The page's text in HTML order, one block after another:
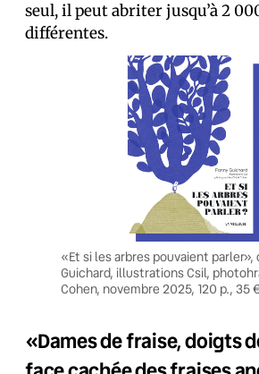
seul, il peut abriter jusqu’à 2
différentes.
«Et si les arbres pouvaient parler»,
Guichard, illustrations Csil,
Cohen, novembre 2025, 120 p., 35
«Dames de fraise, doigts